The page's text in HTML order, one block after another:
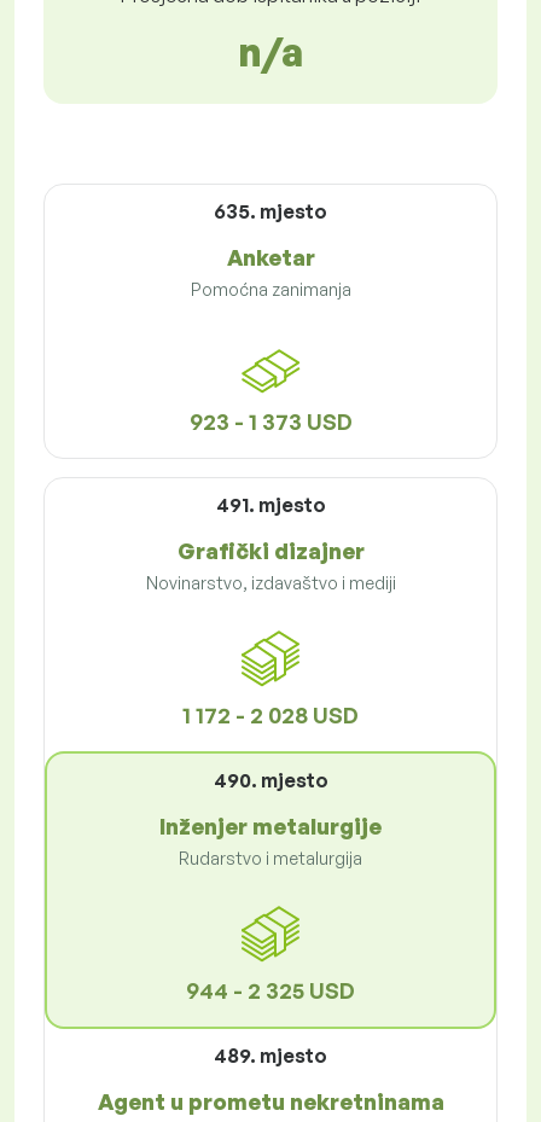
n/a
635. mjesto
Anketar
Pomoćna zanimanja
923 - 1 373 USD
491. mjesto
Grafički dizajner
Novinarstvo, izdavaštvo i mediji
1 172 - 2 028 USD
490. mjesto
Inženjer metalurgije
Rudarstvo i metalurgija
944 - 2 325 USD
489. mjesto
Agent u prometu nekretninama